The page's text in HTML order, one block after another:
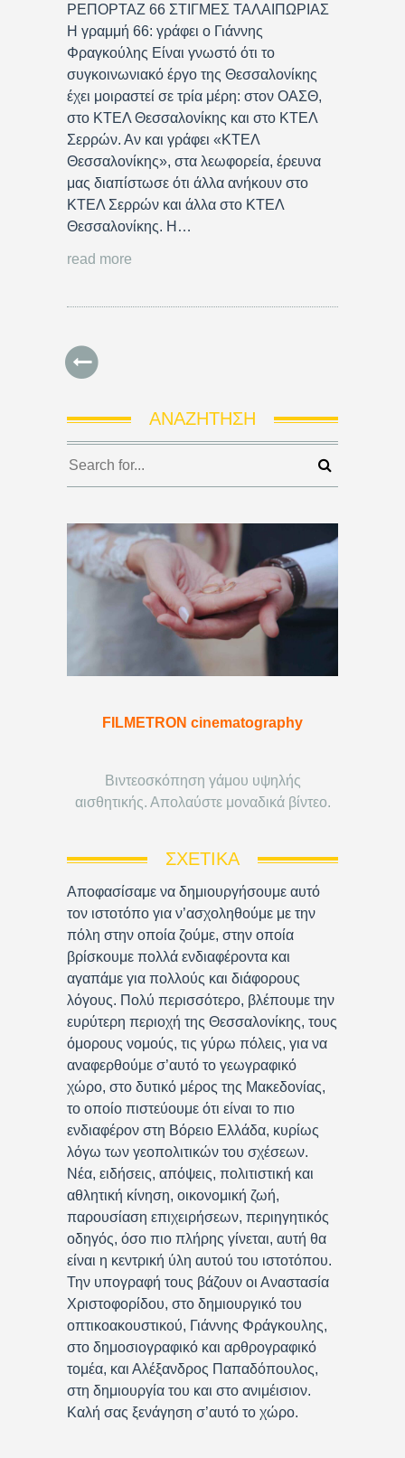
ΡΕΠΟΡΤΑΖ 66 ΣΤΙΓΜΕΣ ΤΑΛΑΙΠΩΡΙΑΣ
Η γραμμή 66: γράφει ο Γιάννης
Φραγκούλης Είναι γνωστό ότι το
συγκοινωνιακό έργο της Θεσσαλονίκης
έχει μοιραστεί σε τρία μέρη: στον ΟΑΣΘ,
στο ΚΤΕΛ Θεσσαλονίκης και στο ΚΤΕΛ
Σερρών. Αν και γράφει «ΚΤΕΛ
Θεσσαλονίκης», στα λεωφορεία, έρευνα
μας διαπίστωσε ότι άλλα ανήκουν στο
ΚΤΕΛ Σερρών και άλλα στο ΚΤΕΛ
Θεσσαλονίκης. Η…
read more
ΑΝΑΖΉΤΗΣΗ
FILMETRON cinematography
Βιντεοσκόπηση γάμου υψηλής
αισθητικής. Απολαύστε μοναδικά βίντεο.
ΣΧΕΤΙΚΆ
Αποφασίσαμε να δημιουργήσουμε αυτό
τον ιστοτόπο για ν’ασχοληθούμε με την
πόλη στην οποία ζούμε, στην οποία
βρίσκουμε πολλά ενδιαφέροντα και
αγαπάμε για πολλούς και διάφορους
λόγους. Πολύ περισσότερο, βλέπουμε την
ευρύτερη περιοχή της Θεσσαλονίκης, τους
όμορους νομούς, τις γύρω πόλεις, για να
αναφερθούμε σ’αυτό το γεωγραφικό
χώρο, στο δυτικό μέρος της Μακεδονίας,
το οποίο πιστεύουμε ότι είναι το πιο
ενδιαφέρον στη Βόρειο Ελλάδα, κυρίως
λόγω των γεοπολιτικών του σχέσεων.
Νέα, ειδήσεις, απόψεις, πολιτιστική και
αθλητική κίνηση, οικονομική ζωή,
παρουσίαση επιχειρήσεων, περιηγητικός
οδηγός, όσο πιο πλήρης γίνεται, αυτή θα
είναι η κεντρική ύλη αυτού του ιστοτόπου.
Την υπογραφή τους βάζουν οι Αναστασία
Χριστοφορίδου, στο δημιουργικό του
οπτικοακουστικού, Γιάννης Φράγκουλης,
στο δημοσιογραφικό και αρθρογραφικό
τομέα, και Αλέξανδρος Παπαδόπουλος,
στη δημιουργία του και στο ανιμέισιον.
Καλή σας ξενάγηση σ’αυτό το χώρο.